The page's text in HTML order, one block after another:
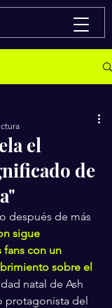
el
de
después de más
sigue
con un
sobre el
natal de Ash
protagonista del